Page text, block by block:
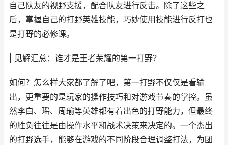
自己队友的视野支援，配合队友进行反击。除了这些之
后，掌握自己的打野英雄技能，巧妙使用技能进行反打也
是打野的必修课。
| 见解汇总：谁才是王者荣耀的第一打野？
如何？怎么样大家都了解了吧，第一打野不仅仅是看输
出，更重要的是玩家的操作技巧和对游戏节奏的掌控。虽
然李白、瑶、周瑜等英雄都有着出色的打野能力，但最终
的胜负往往是由操作水平和战术决策来决定的。一个杰出
的打野选手，能够在游戏的不同阶段合理调整打法，为团